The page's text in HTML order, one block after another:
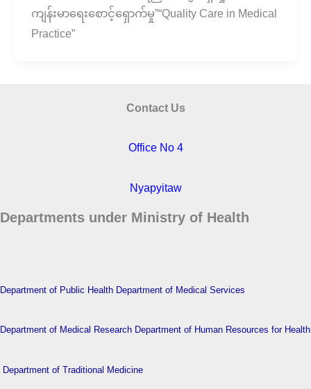
ကျန်းမာရေးစောင့်ရှောက်မှု”“Quality Care in Medical
Practice”
Contact Us
Office No 4
Nyapyitaw
Departments under Ministry of Health
Department of Public Health Department of Medical Services
Department of Medical Research Department of Human Resources for Health
Department of Traditional Medicine